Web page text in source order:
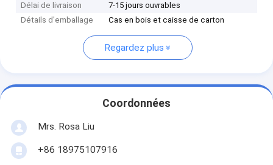
Délai de livraison
7-15 jours ouvrables
Détails d'emballage
Cas en bois et caisse de carton
Regardez plus
Coordonnées
Mrs. Rosa Liu
+86 18975107916